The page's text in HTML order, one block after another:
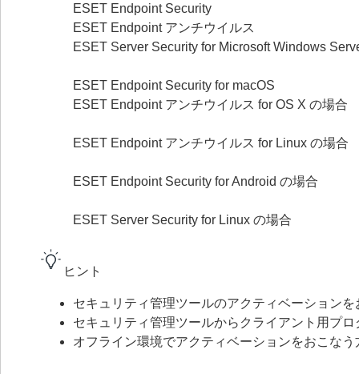
ESET Endpoint Security
ESET Endpoint アンチウイルス
ESET Server Security for Microsoft Windows
ESET Endpoint Security for macOS
ESET Endpoint アンチウイルス for OS X の場合
ESET Endpoint アンチウイルス for Linux の場合
ESET Endpoint Security for Android の場合
ESET Server Security for Linux の場合
ヒント
セキュリティ管理ツールのアクティベーション
セキュリティ管理ツールからクライアント用プ
オフライン環境でアクティベーションをおこなう